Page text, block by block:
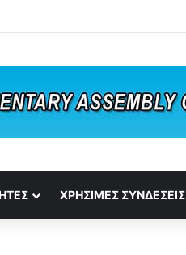
ΧΡΗΣΙΜΕΣ ΣΥΝΔΕΣΕΙΣ